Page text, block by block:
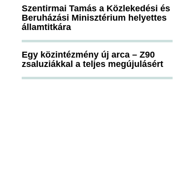
Szentirmai Tamás a Közlekedési és
Beruházási Minisztérium helyettes
államtitkára
Egy közintézmény új arca – Z90
zsaluziákkal a teljes megújulásért